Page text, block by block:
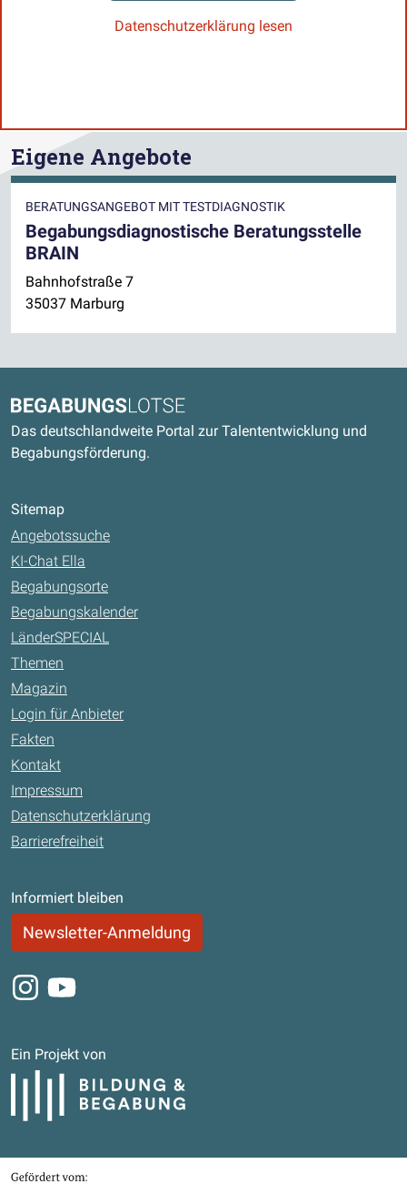
Datenschutzerklärung lesen
Eigene Angebote
BERATUNGSANGEBOT MIT TESTDIAGNOSTIK
Begabungsdiagnostische Beratungsstelle
BRAIN
Bahnhofstraße 7
35037 Marburg
Begabungslotse
Das deutschlandweite Portal zur Talententwicklung und
Begabungsförderung.
Sitemap
Angebotssuche
KI-Chat Ella
Begabungsorte
Begabungskalender
LänderSPECIAL
Themen
Magazin
Login für Anbieter
Fakten
Kontakt
Impressum
Datenschutzerklärung
Barrierefreiheit
Informiert bleiben
Newsletter-Anmeldung
Instagram
Youtube
Ein Projekt von
Bildung und Begabung
Gefördert von
Bundesministerium für Bildung, Familie, Senioren, Frauen und Jugend